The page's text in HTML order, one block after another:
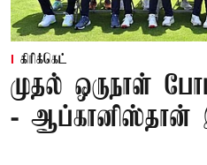
கிரிக்கெட்
முதல் ஒருநாள்
- ஆப்கானிஸ்தான்